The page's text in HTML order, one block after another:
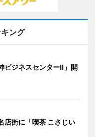
ング
ビジネスセンターII」開
店街に「喫茶 こさじい